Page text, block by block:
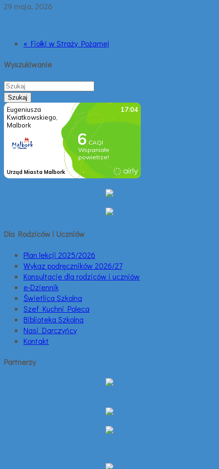
29 maja, 2026
« Fiołki w Straży Pożarnej
Wyszukiwanie
Dla Rodziców i Uczniów
Plan lekcji 2025/2026
Wykaz podręczników 2026/27
Konsultacje dla rodziców i uczniów
e-Dziennik
Świetlica Szkolna
Szef Kuchni Poleca
Biblioteka Szkolna
Nasi Darczyńcy
Kontakt
Partnerzy